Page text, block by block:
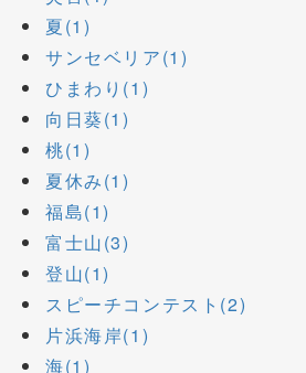
夏(1)
サンセベリア(1)
ひまわり(1)
向日葵(1)
桃(1)
夏休み(1)
福島(1)
富士山(3)
登山(1)
スピーチコンテスト(2)
片浜海岸(1)
海(1)